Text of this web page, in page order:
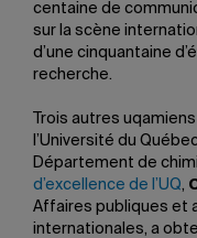
centaine de
sur la scène
d’une cinquantaine
recherche.
Trois autres
l’Université du
Département de
d’excellence de l’UQ,
Affaires publiques et
internationales, a